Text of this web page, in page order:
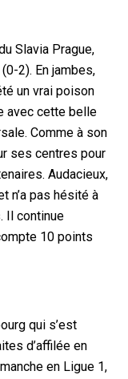
Slavia Prague,
2). En jambes,
un vrai poison
avec cette belle
Comme à son
ses centres pour
Audacieux,
n’a pas hésité à
Il continue
10 points
qui s’est
d’affilée en
en Ligue 1,